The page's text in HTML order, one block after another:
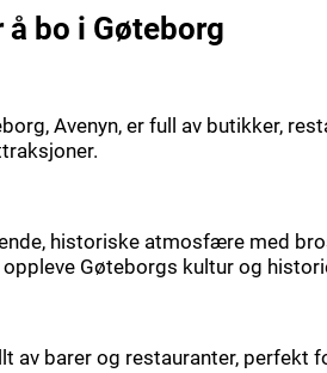
bo i Gøteborg
Avenyn, er full av butikker,
historiske atmosfære med
Gøteborgs kultur og
av barer og restauranter,